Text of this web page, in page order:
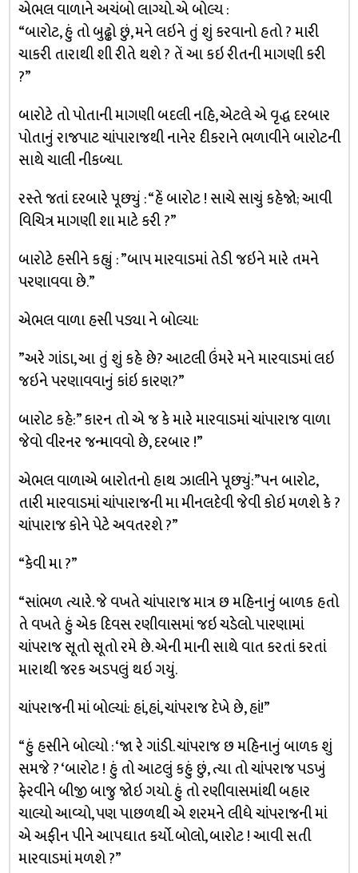
એભલ વાળાને અચંબો લાગ્યો. એ બોલ્ય :
“બારોટ, હું તો બુઢ્ઢો છું, મને લઇને તું શું કરવાનો હતો ? મારી
ચાકરી તારાથી શી રીતે થશે ? તેં આ કઇ રીતની માગણી કરી
?”
બારોટે તો પોતાની માગણી બદલી નહિ, એટલે એ વૃદ્ધ દરબાર
પોતાનું રાજપાટ ચાંપારાજથી નાનેર દીકરાને ભળાવીને બારોટની
સાથે ચાલી નીકળ્યા.
રસ્તે જતાં દરબારે પૂછ્યું : “હેં બારોટ ! સાચે સાચું કહેજો; આવી
વિચિત્ર માગણી શા માટે કરી ?”
બારોટે હસીને કહ્યું : ”બાપ મારવાડમાં તેડી જઇને મારે તમને
પરણાવવા છે.”
એભલ વાળા હસી પડ્યા ને બોલ્યા:
”અરે ગાંડા, આ તું શું કહે છે? આટલી ઉંમરે મને મારવાડમાં લઇ
જઇને પરણાવવાનું કાંઇ કારણ?”
બારોટ કહે:” કારન તો એ જ કે મારે મારવાડમાં ચાંપારાજ વાળા
જેવો વીરનર જન્માવવો છે, દરબાર !”
એભલ વાળાએ બારોતનો હાથ ઝાલીને પૂછ્યું:”પન બારોટ,
તારી મારવાડમાં ચાંપારાજની મા મીનલદેવી જેવી કોઇ મળશે કે ?
ચાંપારાજ કોને પેટે અવતરશે ?”
“કેવી મા ?”
“સાંભળ ત્યારે. જે વખતે ચાંપારાજ માત્ર છ મહિનાનું બાળક હતો
તે વખતે હું એક દિવસ રણીવાસમાં જઇ ચડેલો. પારણામાં
ચાંપરાજ સૂતો સૂતો રમે છે. એની માની સાથે વાત કરતાં કરતાં
મારાથી જરક અડપલું થઇ ગયું.
ચાંપરાજની માં બોલ્યાં: હાં,હાં, ચાંપરાજ દેખે છે, હાં!”
“હું હસીને બોલ્યો : ‘જા રે ગાંડી. ચાંપરાજ છ મહિનાનું બાળક શું
સમજે ? ‘બારોટ ! હું તો આટલું કહું છું, ત્યા તો ચાંપરાજ પડખું
ફેરવીને બીજી બાજુ જોઇ ગયો. હું તો રણીવાસમાંથી બહાર
ચાલ્યો આવ્યો, પણ પાછળથી એ શરમને લીધે ચાંપરાજની માં
એ અફીન પીને આપઘાત કર્યો. બોલો, બારોટ ! આવી સતી
મારવાડમાં મળશે ?”